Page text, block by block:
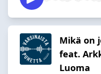
Mikä on
feat.
Luoma